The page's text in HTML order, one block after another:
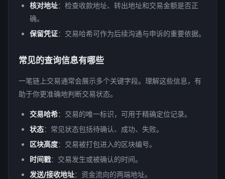
核对地址：检查收款地址、转出地址和交易金额是否正
确。
保留凭证：交易哈希可作为后续沟通与申诉的重要依据。
常见的查询信息有哪些
一笔链上交易通常会展示多个关键字段。理解这些信息，有
助于你更准确地判断交易状态。
交易哈希：交易的唯一标识，可用于精确定位记录。
状态：常见状态包括待确认、成功、失败。
区块高度：交易被打包进入的区块编号。
时间戳：交易发生或被确认的时间。
发送/接收地址：资金流向的两端地址。